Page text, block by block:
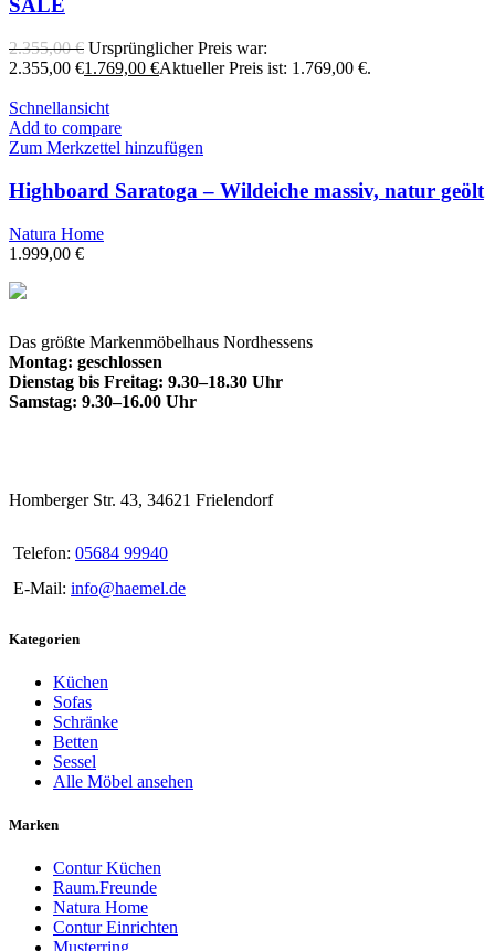
SALE
2.355,00€ Ursprünglicher Preis war:
2.355,00 €1.769,00 €Aktueller Preis ist: 1.769,00 €.
Schnellansicht
Add to compare
Zum Merkzettel hinzufügen
Highboard Saratoga – Wildeiche massiv, natur geölt
Natura Home
1.999,00 €
Das größte Markenmöbelhaus Nordhessens
Montag: geschlossen
Dienstag bis Freitag: 9.30–18.30 Uhr
Samstag: 9.30–16.00 Uhr
Homberger Str. 43, 34621 Frielendorf
Telefon: 05684 99940
E-Mail: info@haemel.de
Kategorien
Küchen
Sofas
Schränke
Betten
Sessel
Alle Möbel ansehen
Marken
Contur Küchen
Raum.Freunde
Natura Home
Contur Einrichten